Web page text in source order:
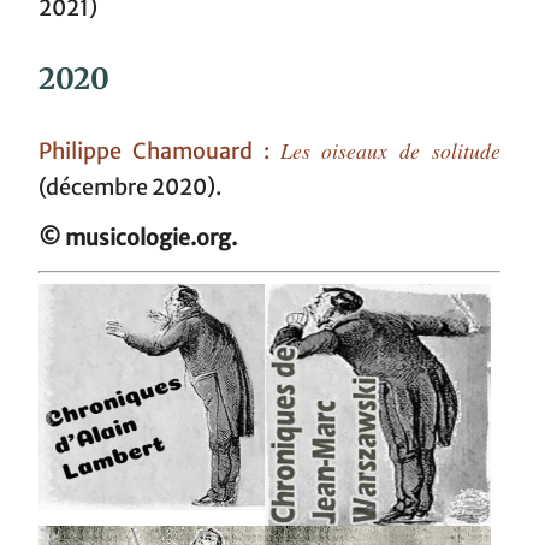
2021)
2020
Philippe Chamouard : Les oiseaux de solitude
(décembre 2020).
© musicologie.org.